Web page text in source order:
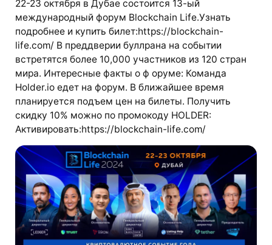
22-23 октября в Дубае состоится 13-ый
международный форум Blockchain Life.Узнать
подробнее и купить билет:https://blockchain-
life.com/ В преддверии буллрана на событии
встретятся более 10,000 участников из 120 стран
мира. Интересные факты о ф оруме: Команда
Holder.io едет на форум. В ближайшее время
планируется подъем цен на билеты. Получить
скидку 10% можно по промокоду HOLDER:
Активировать:https://blockchain-life.com/